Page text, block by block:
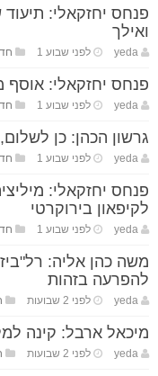
ואילך
yeda לפני שבוע 1
פנחס יחזקאלי: אוסף
yeda לפני שבוע 1
גרשון הכהן: כן
yeda לפני שבוע 1
פנחס יחזקאלי:
לקיפאון בירוקרטי
yeda לפני שבוע 1
משה כהן אליה:
להפרעה בזהות
yeda לפני 2 שבועות
מיכאל ארבל: קינה
yeda לפני 2 שבועות